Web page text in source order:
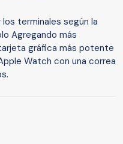
terminales según la
Agregando más
gráfica más potente
Watch con una correa